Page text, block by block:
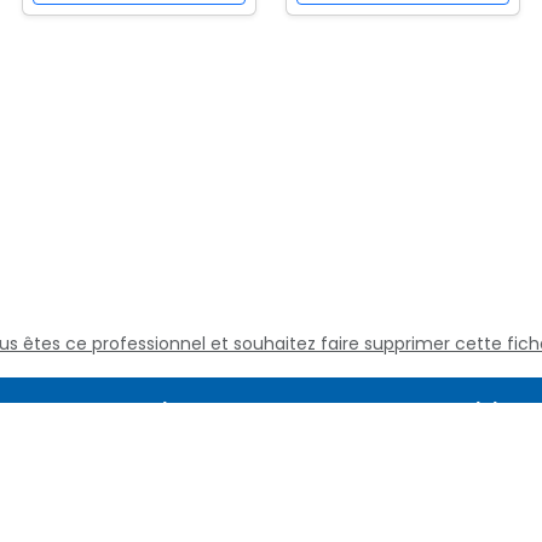
êtes ce professionnel et souhaitez faire supprimer cette
Assistance Juridique